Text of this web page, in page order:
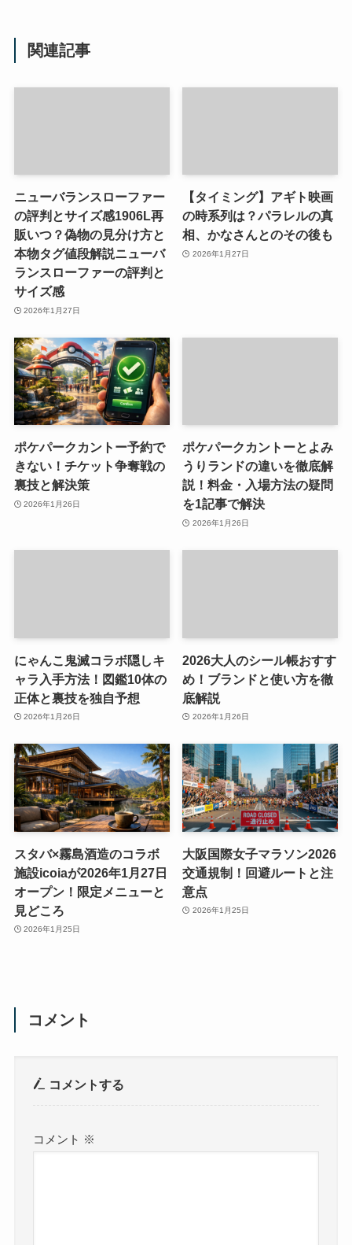
関連記事
ニューバランスローファー
の評判とサイズ感1906L再
販いつ？偽物の見分け方と
本物タグ値段解説ニューバ
ランスローファーの評判と
サイズ感
2026年1月27日
【タイミング】アギト映画
の時系列は？パラレルの真
相、かなさんとのその後も
2026年1月27日
ポケパークカントー予約で
きない！チケット争奪戦の
裏技と解決策
2026年1月26日
ポケパークカントーとよみ
うりランドの違いを徹底解
説！料金・入場方法の疑問
を1記事で解決
2026年1月26日
にゃんこ鬼滅コラボ隠しキ
ャラ入手方法！図鑑10体の
正体と裏技を独自予想
2026年1月26日
2026大人のシール帳おすす
め！ブランドと使い方を徹
底解説
2026年1月26日
スタバ×霧島酒造のコラボ
施設icoiaが2026年1月27日
オープン！限定メニューと
見どころ
2026年1月25日
大阪国際女子マラソン2026
交通規制！回避ルートと注
意点
2026年1月25日
コメント
コメントする
コメント ※